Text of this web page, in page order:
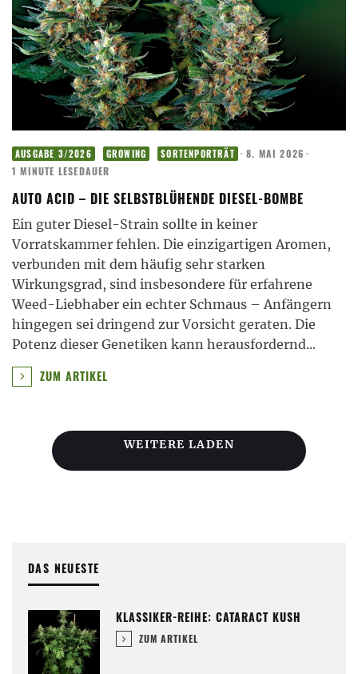
AUSGABE 3/2026 GROWING SORTENPORTRÄT · 8. MAI 2026 ·
1 MINUTE LESEDAUER
AUTO ACID – DIE SELBSTBLÜHENDE DIESEL-BOMBE
Ein guter Diesel-Strain sollte in keiner
Vorratskammer fehlen. Die einzigartigen Aromen,
verbunden mit dem häufig sehr starken
Wirkungsgrad, sind insbesondere für erfahrene
Weed-Liebhaber ein echter Schmaus – Anfängern
hingegen sei dringend zur Vorsicht geraten. Die
Potenz dieser Genetiken kann herausfordernd...
ZUM ARTIKEL
WEITERE LADEN
DAS NEUESTE
KLASSIKER-REIHE: CATARACT KUSH
ZUM ARTIKEL